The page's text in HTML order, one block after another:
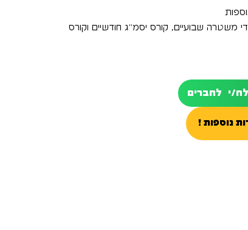
משטרה שבועיים, קורס יסמ״ג חודשיים וקורס
י לחברים
נוספות !